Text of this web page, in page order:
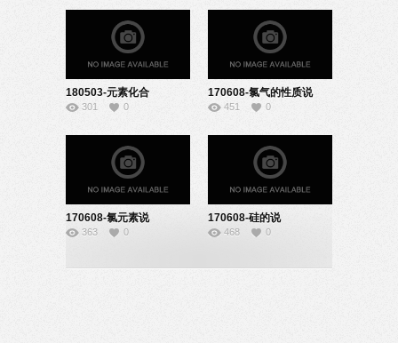
180503-元素化合
物-08150118
301 0
170608-氯气的性质说
课-04140107
451 0
170608-氯元素说
课-08140120
363 0
170608-硅的说
课-08140239
468 0